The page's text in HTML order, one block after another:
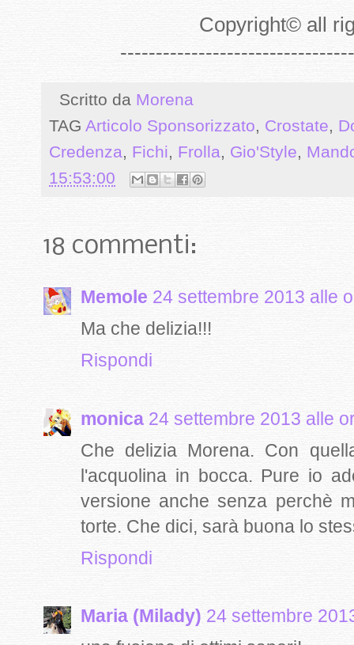
Copyright© all
Scritto da Morena
TAG Articolo Sponsorizzato, Crostate,
Credenza, Fichi, Frolla, Gio'Style,
15:53:00
18 commenti:
Memole 24 settembre 2013 alle
Ma che delizia!!!
Rispondi
monica 24 settembre 2013 alle
Che delizia Morena. Con
l'acquolina in bocca. Pure io
versione anche senza perchè
torte. Che dici, sarà buona lo
Rispondi
Maria (Milady) 24 settembre